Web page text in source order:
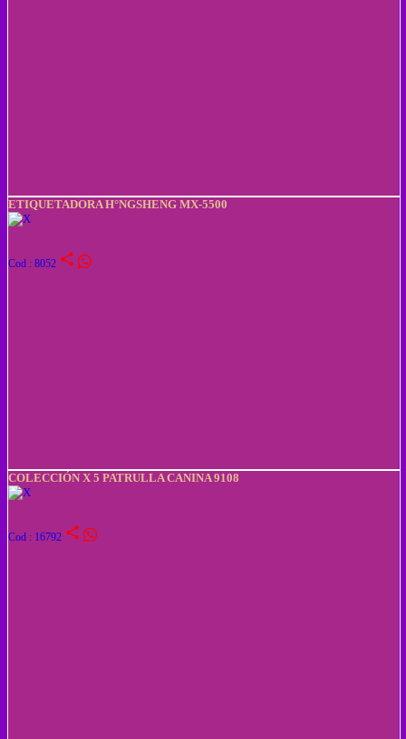
ETIQUETADORA H°NGSHENG MX-5500
Cod : 8052 share
COLECCIÓN X 5 PATRULLA CANINA 9108
Cod : 16792 share